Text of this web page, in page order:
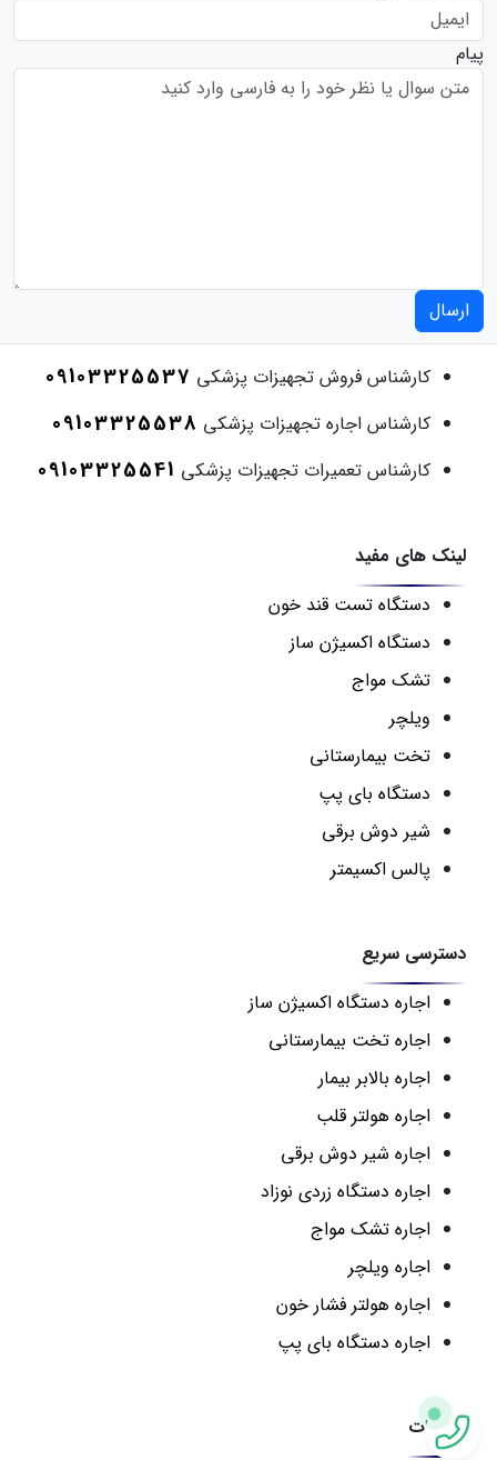
پیام
ارسال
کارشناس فروش تجهیزات پزشکی 09103325537
کارشناس اجاره تجهیزات پزشکی 09103325538
کارشناس تعمیرات تجهیزات پزشکی 09103325541
لینک های مفید
دستگاه تست قند خون
دستگاه اکسیژن ساز
تشک مواج
ویلچر
تخت بیمارستانی
دستگاه بای پپ
شیر دوش برقی
پالس اکسیمتر
دسترسی سریع
اجاره دستگاه اکسیژن ساز
اجاره تخت بیمارستانی
اجاره بالابر بیمار
اجاره هولتر قلب
اجاره شیر دوش برقی
اجاره دستگاه زردی نوزاد
اجاره تشک مواج
اجاره ویلچر
اجاره هولتر فشار خون
اجاره دستگاه بای پپ
تعمیرات